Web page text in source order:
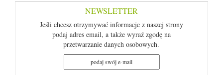
NEWSLETTER
Jeśli chcesz otrzymywać informacje z naszej strony
podaj adres email, a także wyraź zgodę na
przetwarzanie danych osobowych.